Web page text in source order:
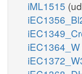
iML1515
iEC1364_W